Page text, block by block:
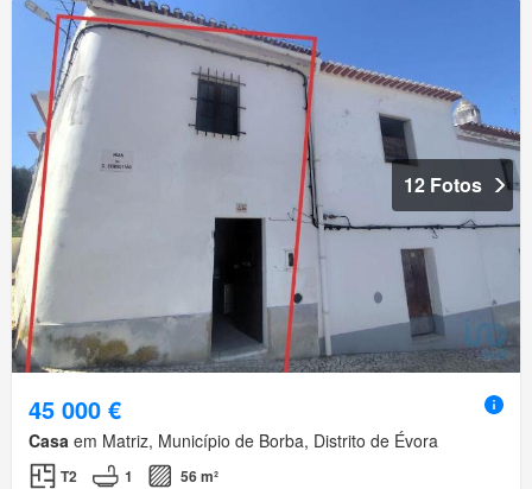
12 Fotos
45 000 €
Casa em Matriz, Município de Borba, Distrito de Évora
T2 1
56 m²